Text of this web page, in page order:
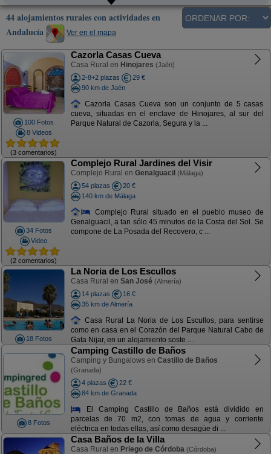
44 alojamientos rurales con actividades en
Andalucía
Ver en el mapa
100 Fotos
8 Videos
(3 comentarios)
Cazorla Casas Cueva
Casa Rural en Hinojares (Jaén)
2-8+2 plazas
29 €
90 km de Jaén
Cazorla Casas Cueva son un conjunto de 5 casas
cueva, situadas en el enclave de Hinojares, al sur del
Parque Natural de Cazorla, Segura y la ...
34 Fotos
Video
(2 comentarios)
Complejo Rural Jardines del Visir
Complejo Rural en Genalguacil (Málaga)
54 plazas
20 €
140 km de Málaga
Complejo Rural situado en el pueblo museo de
Genalguacil, a tan sólo 45 minutos de la Costa del Sol. Se
compone de La Posada del Recovero, c ...
18 Fotos
La Noria de Los Escullos
Casa Rural en San José (Almería)
14 plazas
16 €
35 km de Almería
Casa Rural La Noria de Los Escullos, para sentirse
como en casa en el Corazón del Parque Natural Cabo de
Gata Nijar, en un alojamiento soste ...
8 Fotos
Camping Castillo de Baños
Camping y Bungalows en Castillo de Baños
(Granada)
4 plazas
22 €
84 km de Granada
El Camping Castillo de Baños está dividido en
parcelas de 70 m2, con tomas de agua y corriente
eléctrica en todas ellas, así como desagüe di ...
Casa Baños de la Villa
Casa Rural en Priego de Córdoba (Córdoba)